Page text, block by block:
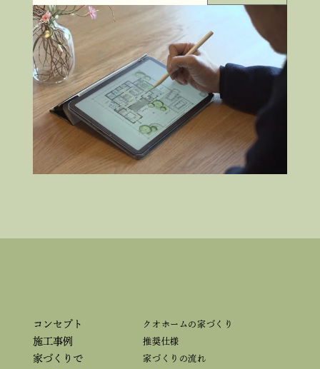
コンセプト
施工事例
家づくりで
クオホームの家づくり
推奨仕様
家づくりの流れ